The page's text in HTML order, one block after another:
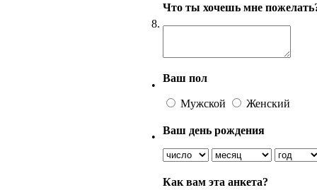
8.
Что ты хочешь мне
•
Ваш пол
Мужской Женский
•
Ваш день рождения
Как вам эта анкета?